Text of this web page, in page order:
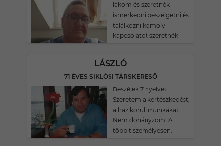
lakom és szeretnék
ismerkedni beszélgetni és
találkozni komoly
kapcsolatot szeretnék
LÁSZLÓ
71 ÉVES SIKLÓSI TÁRSKERESŐ
Beszélek 7 nyelvet.
Szeretem a kertészkedést,
a ház körüli munkákat.
Nem dohányzom. A
többit személyesen.